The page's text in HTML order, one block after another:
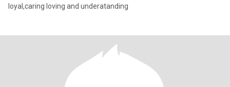
loyal,caring loving and underatanding